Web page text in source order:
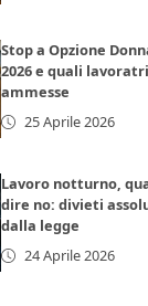
Stop a Opzione
2026 e quali
ammesse
25 Aprile 2026
Lavoro notturno,
dire no: divieti
dalla legge
24 Aprile 2026